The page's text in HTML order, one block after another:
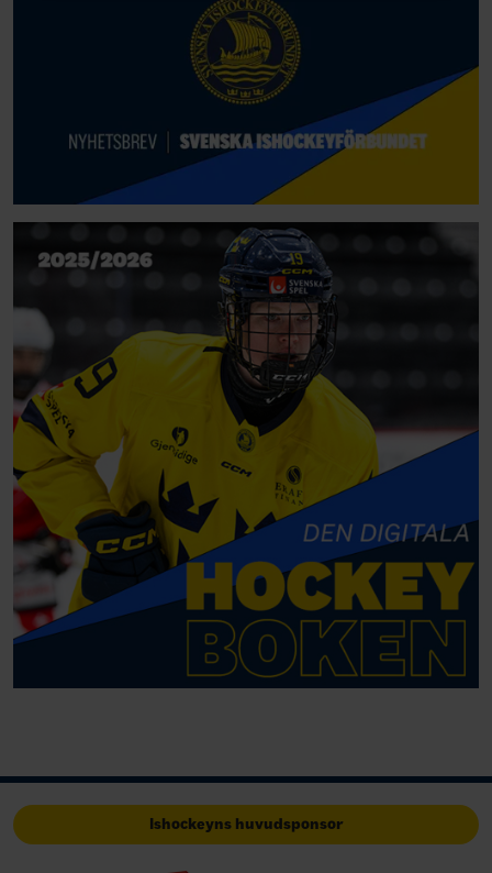
Ishockeyns huvudsponsor